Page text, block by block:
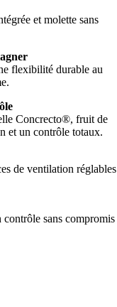
et molette sans
flexibilité durable au
Concrecto®, fruit de
et un contrôle totaux.
de ventilation réglables
sans compromis